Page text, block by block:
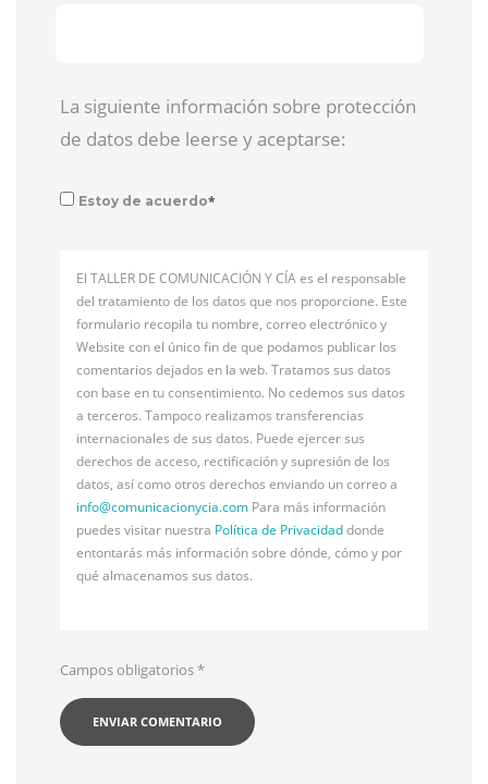
La siguiente información sobre protección
de datos debe leerse y aceptarse:
Estoy de acuerdo*
El TALLER DE COMUNICACIÓN Y CÍA es el responsable
del tratamiento de los datos que nos proporcione. Este
formulario recopila tu nombre, correo electrónico y
Website con el único fin de que podamos publicar los
comentarios dejados en la web. Tratamos sus datos
con base en tu consentimiento. No cedemos sus datos
a terceros. Tampoco realizamos transferencias
internacionales de sus datos. Puede ejercer sus
derechos de acceso, rectificación y supresión de los
datos, así como otros derechos enviando un correo a
info@comunicacionycia.com Para más información
puedes visitar nuestra Política de Privacidaddonde
entontarás más información sobre dónde, cómo y por
qué almacenamos sus datos.
Campos obligatorios*